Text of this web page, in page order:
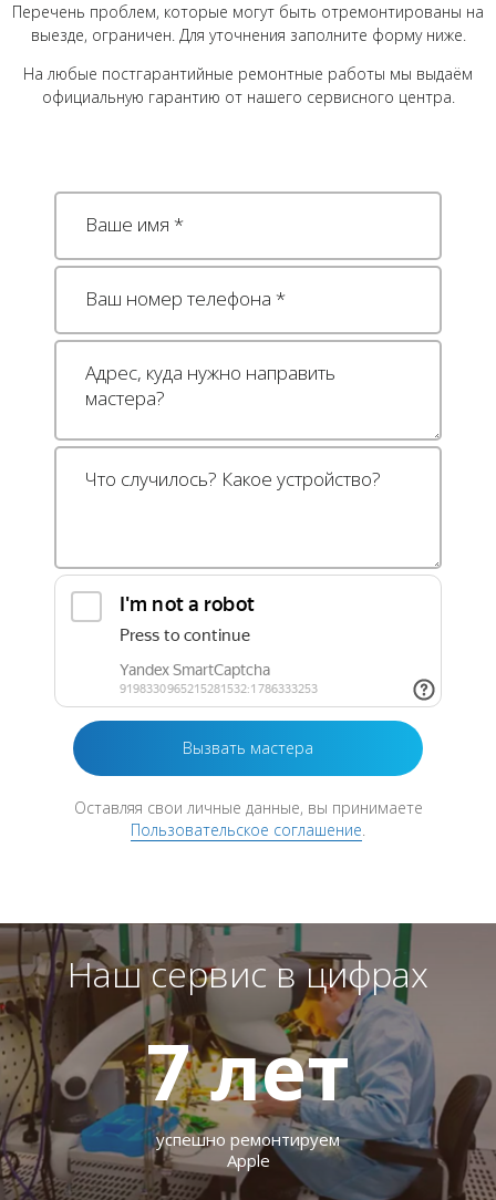
Перечень проблем, которые могут быть отремонтированы на
выезде, ограничен. Для уточнения заполните форму ниже.
На любые постгарантийные ремонтные работы мы выдаём
официальную гарантию от нашего сервисного центра.
Оставляя свои личные данные, вы принимаете
Пользовательское соглашение.
Наш сервис в цифрах
7лет
успешно ремонтируем
Apple